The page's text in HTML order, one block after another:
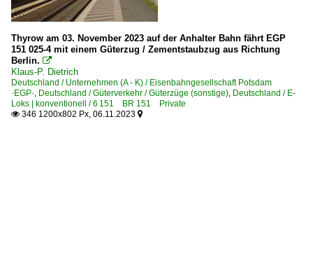
Thyrow am 03. November 2023 auf der Anhalter Bahn fährt EGP
151 025-4 mit einem Güterzug / Zementstaubzug aus Richtung
Berlin. 
Klaus-P. Dietrich
Deutschland / Unternehmen (A - K) / Eisenbahngesellschaft Potsdam
·EGP·, Deutschland / Güterverkehr / Güterzüge (sonstige), Deutschland / E-
Loks | konventionell / 6 151 BR 151 Private
 346 1200x802 Px, 06.11.2023 